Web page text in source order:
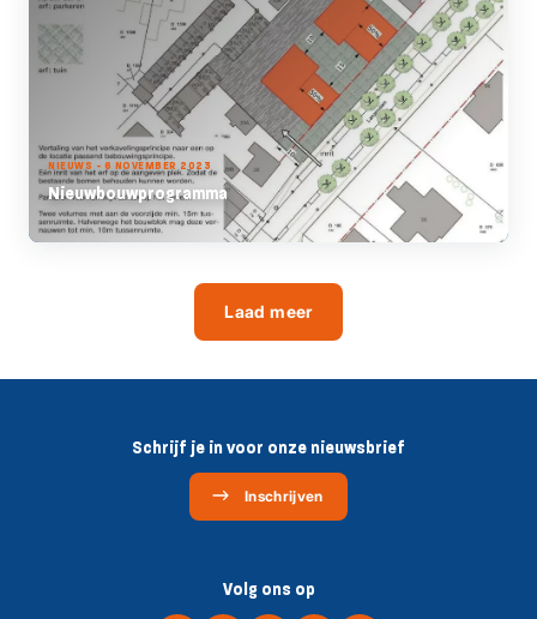
NIEUWS - 6 NOVEMBER 2023
Nieuwbouwprogramma
Laad meer
Schrijf je in voor onze nieuwsbrief
Inschrijven
Volg ons op